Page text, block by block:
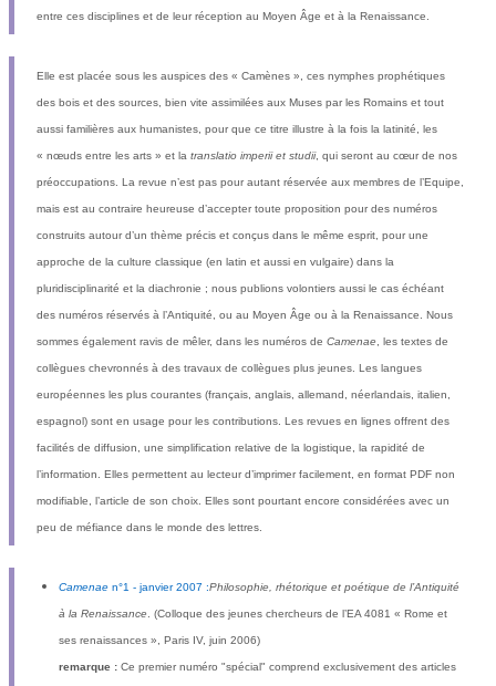
entre ces disciplines et de leur réception au Moyen Âge et à la Renaissance.
Elle est placée sous les auspices des « Camènes », ces nymphes prophétiques
des bois et des sources, bien vite assimilées aux Muses par les Romains et tout
aussi familières aux humanistes, pour que ce titre illustre à la fois la latinité, les
« nœuds entre les arts » et la translatio imperii et studii, qui seront au cœur de nos
préoccupations. La revue n’est pas pour autant réservée aux membres de l’Equipe,
mais est au contraire heureuse d’accepter toute proposition pour des numéros
construits autour d’un thème précis et conçus dans le même esprit, pour une
approche de la culture classique (en latin et aussi en vulgaire) dans la
pluridisciplinarité et la diachronie ; nous publions volontiers aussi le cas échéant
des numéros réservés à l’Antiquité, ou au Moyen Âge ou à la Renaissance. Nous
sommes également ravis de mêler, dans les numéros de Camenae , les textes de
collègues chevronnés à des travaux de collègues plus jeunes. Les langues
européennes les plus courantes (français, anglais, allemand, néerlandais, italien,
espagnol) sont en usage pour les contributions. Les revues en lignes offrent des
facilités de diffusion, une simplification relative de la logistique, la rapidité de
l’information. Elles permettent au lecteur d’imprimer facilement, en format PDF non
modifiable, l’article de son choix. Elles sont pourtant encore considérées avec un
peu de méfiance dans le monde des lettres.
Camenae n°1 - janvier 2007 :Philosophie, rhétorique et poétique de l’Antiquité
à la Renaissance . (Colloque des jeunes chercheurs de l’EA 4081 « Rome et
ses renaissances », Paris IV, juin 2006)
remarque : Ce premier numéro "spécial" comprend exclusivement des articles